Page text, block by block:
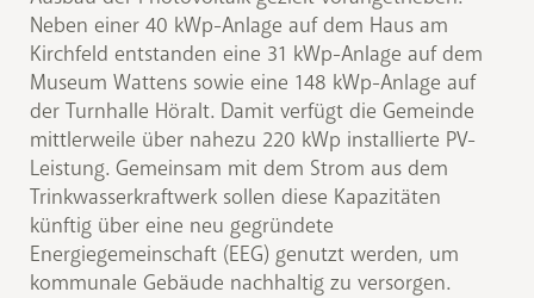
Neben einer 40 kWp-Anlage auf dem Haus am
Kirchfeld entstanden eine 31 kWp-Anlage auf dem
Museum Wattens sowie eine 148 kWp-Anlage auf
der Turnhalle Höralt. Damit verfügt die Gemeinde
mittlerweile über nahezu 220 kWp installierte PV-
Leistung. Gemeinsam mit dem Strom aus dem
Trinkwasserkraftwerk sollen diese Kapazitäten
künftig über eine neu gegründete
Energiegemeinschaft (EEG) genutzt werden, um
kommunale Gebäude nachhaltig zu versorgen.